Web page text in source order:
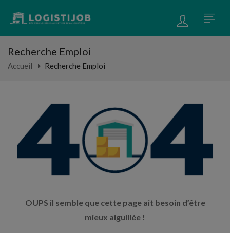
Recherche Emploi
Accueil Recherche Emploi
OUPS il semble que cette page ait besoin d’être
mieux aiguillée !